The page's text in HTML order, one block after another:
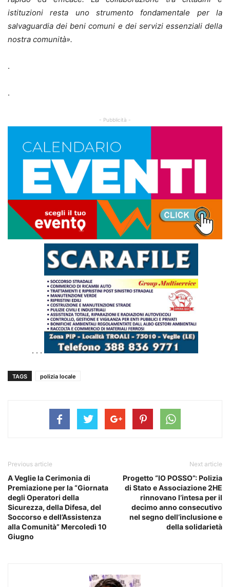
istituzioni resta uno strumento fondamentale per la
salvaguardia dei beni comuni e dei servizi essenziali della
nostra comunità».
.
.
- Pubblicità -
. . .
TAGS polizia locale
Previous article
A Veglie la Cerimonia di
Premiazione per la “Giornata
degli Operatori della
Sicurezza, della Difesa, del
Soccorso e dell’Assistenza
alla Comunità” Mercoledì 10
Giugno
Next article
Progetto “IO POSSO”: Polizia
di Stato e Associazione 2HE
rinnovano l’intesa per il
decimo anno consecutivo
nel segno dell’inclusione e
della solidarietà